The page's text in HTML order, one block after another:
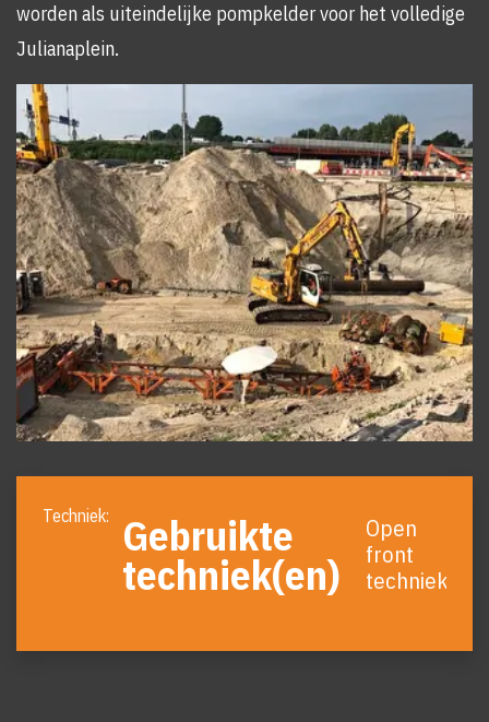
worden als uiteindelijke pompkelder voor het volledige
Julianaplein.
Gebruikte
techniek(en)
Open
front
techniek